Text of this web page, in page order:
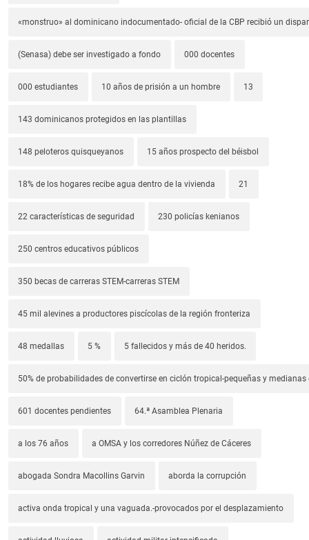
«monstruo» al dominicano indocumentado- oficial de la CBP recibió un
(Senasa) debe ser investigado a fondo 000 docentes
000 estudiantes 10 años de prisión a un hombre 13
143 dominicanos protegidos en las plantillas
148 peloteros quisqueyanos 15 años prospecto del béisbol
18% de los hogares recibe agua dentro de la vivienda 21
22 características de seguridad 230 policías kenianos
250 centros educativos públicos
350 becas de carreras STEM-carreras STEM
45 mil alevines a productores piscícolas de la región fronteriza
48 medallas 5 % 5 fallecidos y más de 40 heridos.
50% de probabilidades de convertirse en ciclón tropical-pequeñas y
601 docentes pendientes 64.ª Asamblea Plenaria
a los 76 años a OMSA y los corredores Núñez de Cáceres
abogada Sondra Macollins Garvin aborda la corrupción
activa onda tropical y una vaguada.-provocados por el desplazamiento